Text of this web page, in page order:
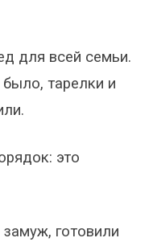
для всей семьи.
было, тарелки и
это
готовили